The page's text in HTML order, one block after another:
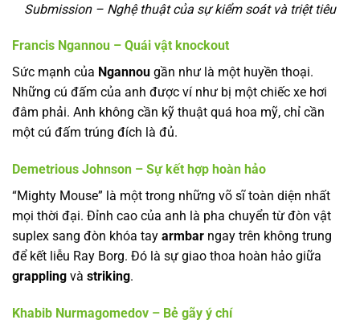
Submission – Nghệ thuật của sự kiểm soát và triệt tiêu
Francis Ngannou – Quái vật knockout
Sức mạnh của Ngannou gần như là một huyền thoại.
Những cú đấm của anh được ví như bị một chiếc xe hơi
đâm phải. Anh không cần kỹ thuật quá hoa mỹ, chỉ cần
một cú đấm trúng đích là đủ.
Demetrious Johnson – Sự kết hợp hoàn hảo
“Mighty Mouse” là một trong những võ sĩ toàn diện nhất
mọi thời đại. Đỉnh cao của anh là pha chuyển từ đòn vật
suplex sang đòn khóa tay armbar ngay trên không trung
để kết liễu Ray Borg. Đó là sự giao thoa hoàn hảo giữa
grappling và striking.
Khabib Nurmagomedov – Bẻ gãy ý chí